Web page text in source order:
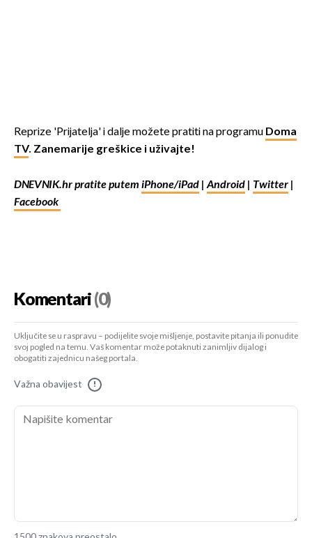
Reprize 'Prijatelja' i dalje možete pratiti na programu Doma
TV. Zanemarije greškice i uživajte!
DNEVNIK.hr pratite putem iPhone/iPad |Android | Twitter |
Facebook
Komentari(0)
Uključite se u raspravu – podijelite svoje mišljenje, postavite pitanja ili ponudite
svoj pogled na temu. Vaš komentar može potaknuti zanimljiv dijalog i
obogatiti zajednicu našeg portala.
Važna obavijest !